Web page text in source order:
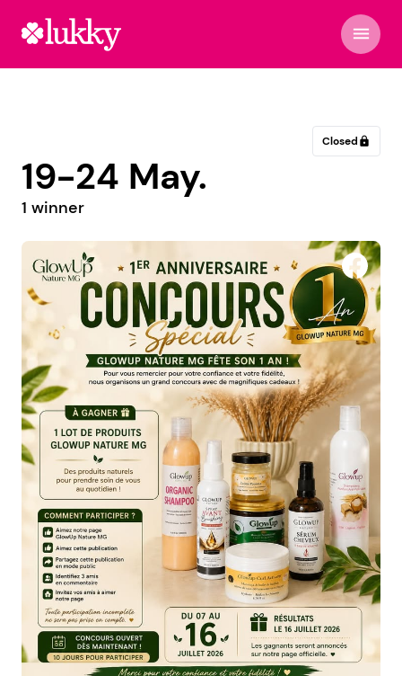
menu
Closed lock
19-24 May.
1 winner
Virághabos Dekor